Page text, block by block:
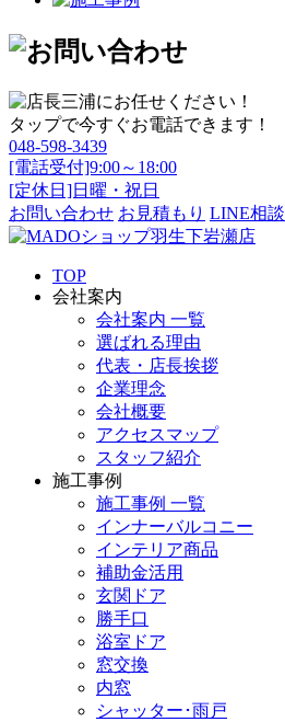
タップで今すぐお電話できます！
048-598-3439
[電話受付]9:00～18:00
[定休日]日曜・祝日
お問い合わせ お見積もり LINE相談
TOP
会社案内
会社案内 一覧
選ばれる理由
代表・店長挨拶
企業理念
会社概要
アクセスマップ
スタッフ紹介
施工事例
施工事例 一覧
インナーバルコニー
インテリア商品
補助金活用
玄関ドア
勝手口
浴室ドア
窓交換
内窓
シャッター･雨戸